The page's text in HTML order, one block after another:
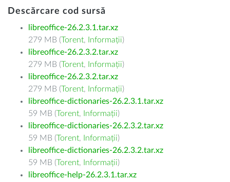
Descărcare cod sursă
libreoffice-26.2.3.1.tar.xz
279 MB (Torent, Informații)
libreoffice-26.2.3.2.tar.xz
279 MB (Torent, Informații)
libreoffice-26.2.3.2.tar.xz
279 MB (Torent, Informații)
libreoffice-dictionaries-26.2.3.1.tar.xz
59 MB (Torent, Informații)
libreoffice-dictionaries-26.2.3.2.tar.xz
59 MB (Torent, Informații)
libreoffice-dictionaries-26.2.3.2.tar.xz
59 MB (Torent, Informații)
libreoffice-help-26.2.3.1.tar.xz